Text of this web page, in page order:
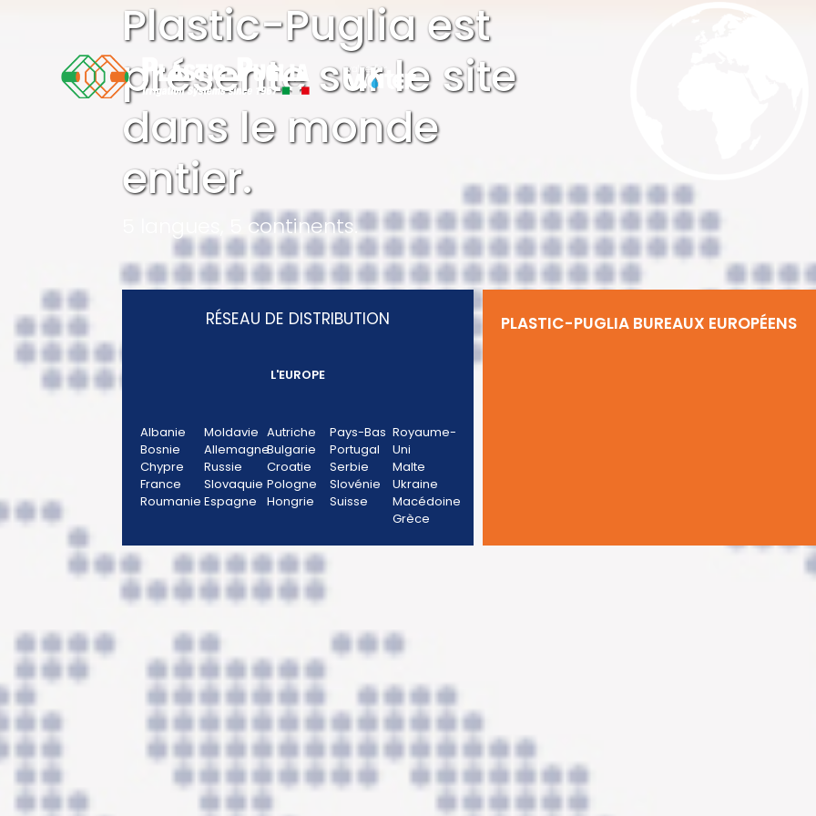
Plastic-Puglia est
présente sur le site
dans le monde
entier.
5 langues, 5 continents.
RÉSEAU DE DISTRIBUTION
L'EUROPE
Albanie
Bosnie
Chypre
France
Roumanie
Moldavie
Allemagne
Russie
Slovaquie
Espagne
Autriche
Bulgarie
Croatie
Pologne
Hongrie
Pays-Bas
Portugal
Serbie
Slovénie
Suisse
Royaume-
Uni
Malte
Ukraine
Macédoine
Grèce
PLASTIC-PUGLIA BUREAUX EUROPÉENS